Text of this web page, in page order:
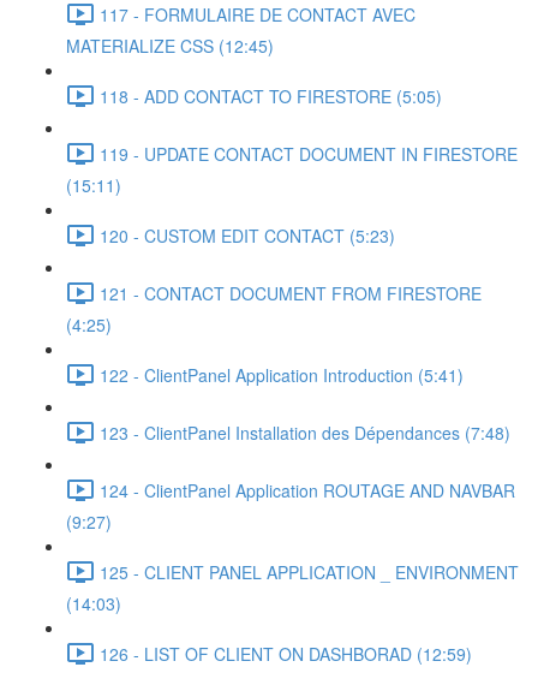
117 - FORMULAIRE DE CONTACT AVEC
MATERIALIZE CSS (12:45)
118 - ADD CONTACT TO FIRESTORE (5:05)
119 - UPDATE CONTACT DOCUMENT IN FIRESTORE
(15:11)
120 - CUSTOM EDIT CONTACT (5:23)
121 - CONTACT DOCUMENT FROM FIRESTORE
(4:25)
122 - ClientPanel Application Introduction (5:41)
123 - ClientPanel Installation des Dépendances (7:48)
124 - ClientPanel Application ROUTAGE AND NAVBAR
(9:27)
125 - CLIENT PANEL APPLICATION _ ENVIRONMENT
(14:03)
126 - LIST OF CLIENT ON DASHBORAD (12:59)